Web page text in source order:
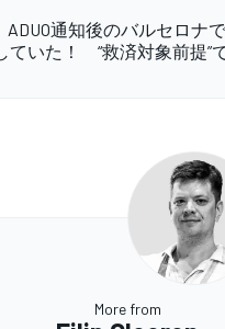
ADUO通知後のバルセロナ
ていた！ “救済対象前提”
More from